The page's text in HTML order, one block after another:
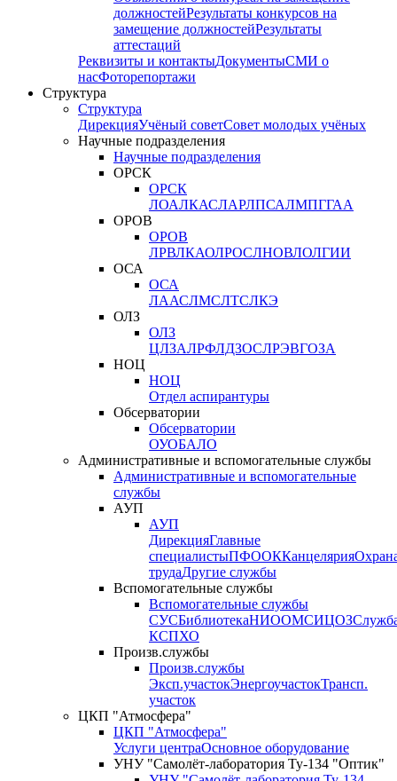
должностейРезультаты конкурсов на
замещение должностейРезультаты
аттестаций
Реквизиты и контактыДокументыСМИ о
насФоторепортажи
Структура
Структура
ДирекцияУчёный советСовет молодых учёных
Научные подразделения
Научные подразделения
ОРСК
ОРСК
ЛОАЛКАСЛАРЛПСАЛМПГГАА
ОРОВ
ОРОВ
ЛРВЛКАОЛРОСЛНОВЛОЛГИИ
ОСА
ОСА
ЛААСЛМСЛТСЛКЭ
ОЛЗ
ОЛЗ
ЦЛЗАЛРФЛДЗОСЛРЭВГОЗА
НОЦ
НОЦ
Отдел аспирантуры
Обсерватории
Обсерватории
ОУОБАЛО
Административные и вспомогательные службы
Административные и вспомогательные
службы
АУП
АУП
ДирекцияГлавные
специалистыПФООККанцелярия
трудаДругие службы
Вспомогательные службы
Вспомогательные службы
СУСБиблиотекаНИООМСИЦОЗ
КСПХО
Произв.службы
Произв.службы
Эксп.участокЭнергоучастокТрансп.
участок
ЦКП "Атмосфера"
ЦКП "Атмосфера"
Услуги центраОсновное оборудование
УНУ "Самолёт-лаборатория Ту-134 "Оптик"